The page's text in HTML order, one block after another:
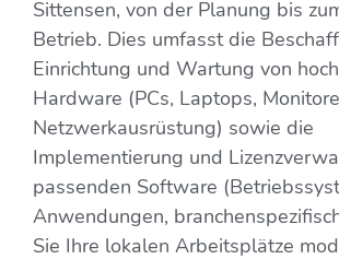
Sittensen, von der Planung bis
Betrieb. Dies umfasst die
Einrichtung und Wartung von
Hardware (PCs, Laptops,
Netzwerkausrüstung) sowie die
Implementierung und
passenden Software
Anwendungen,
Sie Ihre lokalen Arbeitsplätze